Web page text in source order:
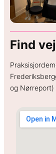
Find
og Nørreport)